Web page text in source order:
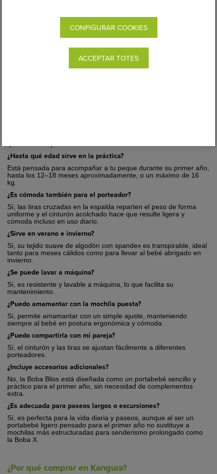
¿Hasta qué edad sirve en la práctica?
Está pensada para acompañar a tu peque durante su primer año,
hasta los 12–18 meses aproximadamente, o un máximo de 16
kg.
¿Es cómoda también para el porteador?
Sí, las tiras cruzadas en la espalda reparten el peso de forma
uniforme y el cinturón acolchado hace que resulte ligera y
cómoda incluso en uso diario.
¿Sirve en verano e invierno?
Sí, su tejido suave de algodón con spandex es transpirable, ideal
tanto para meses cálidos como para llevar al bebé abrigado en
invierno.
¿Se puede lavar a máquina?
Sí, es resistente y lavable a máquina, lo que facilita su
mantenimiento.
¿Puedo amamantar con la mochila puesta?
Sí, permite amamantar con un simple ajuste, manteniendo
siempre al bebé en postura ergonómica y cómoda.
¿Puedo compartirla con mi pareja?
Sí, el cinturón y las tiras se ajustan fácilmente a diferentes
porteadores.
¿Incluye accesorios adicionales?
No, la Boba Bliss está diseñada como un portabebé sencillo y
práctico para el primer año, sin necesidad de complementos
extra.
¿Es adecuada para paseos largos o excursiones?
Sí, es perfecta para la vida diaria y paseos, aunque al ser un
portabebé ligero pensado para el primer año no sustituye a
mochilas más estructuradas para senderismo prolongado como
la Boba X.
¿Por qué comprar en Kangura?
CONFIGURAR COOKIES
ACCEPTAR TOTES